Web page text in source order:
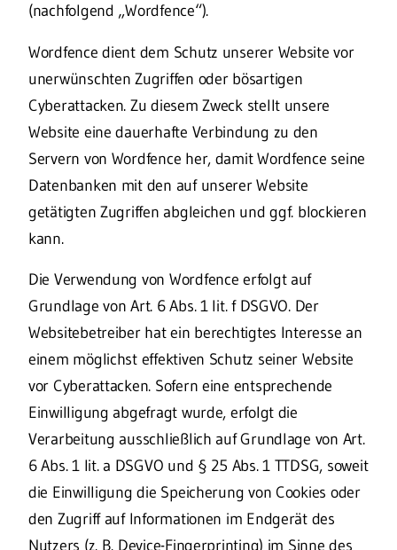
(nachfolgend „Wordfence“).
Wordfence dient dem Schutz unserer Website vor
unerwünschten Zugriffen oder bösartigen
Cyberattacken. Zu diesem Zweck stellt unsere
Website eine dauerhafte Verbindung zu den
Servern von Wordfence her, damit Wordfence seine
Datenbanken mit den auf unserer Website
getätigten Zugriffen abgleichen und ggf. blockieren
kann.
Die Verwendung von Wordfence erfolgt auf
Grundlage von Art. 6 Abs. 1 lit. f DSGVO. Der
Websitebetreiber hat ein berechtigtes Interesse an
einem möglichst effektiven Schutz seiner Website
vor Cyberattacken. Sofern eine entsprechende
Einwilligung abgefragt wurde, erfolgt die
Verarbeitung ausschließlich auf Grundlage von Art.
6 Abs. 1 lit. a DSGVO und § 25 Abs. 1 TTDSG, soweit
die Einwilligung die Speicherung von Cookies oder
den Zugriff auf Informationen im Endgerät des
Nutzers (z. B. Device-Fingerprinting) im Sinne des